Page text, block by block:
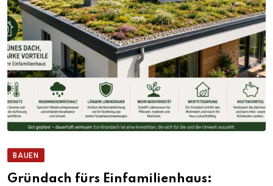
BAUEN
Gründach fürs Einfamilienhaus: